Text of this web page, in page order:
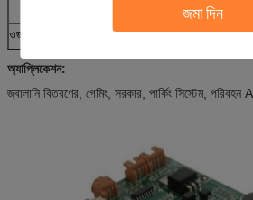
জমা দিন
সংগ্রহস্থল: -25 ℃ ~ 80 ℃ / 0
ওজন
প্রায় 240 গ
অ্যাপ্লিকেশন:
জ্বালানি বিতরণের, গেমিং, সরকার, পার্কিং সিস্টেম, পরিবহন